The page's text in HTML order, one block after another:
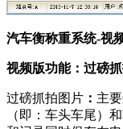
汽车衡称重系统-视
视频版功能：过磅
过磅抓拍图片 ： 主
（即：车头车尾）